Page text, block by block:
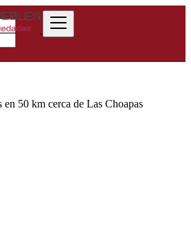
50 km cerca de Las Choapas